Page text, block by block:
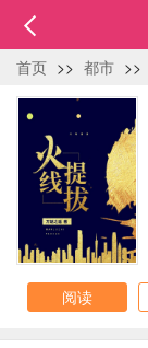
首页 >> 都市 >>
阅读